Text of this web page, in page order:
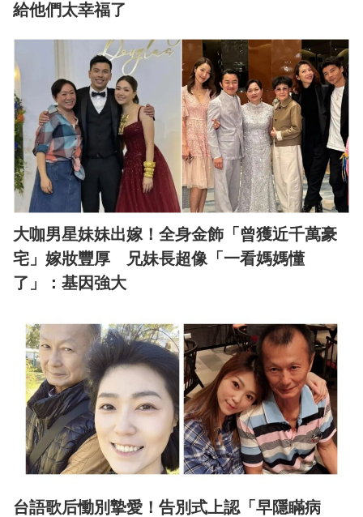
給他們太幸福了
大咖男星妹妹出嫁！全身金飾「曾獲近千萬豪
宅」嫁妝豐厚 兄妹長超像「一看媽媽懂
了」：基因強大
台語歌后慟別摯愛！告別式上認「早隱瞞病